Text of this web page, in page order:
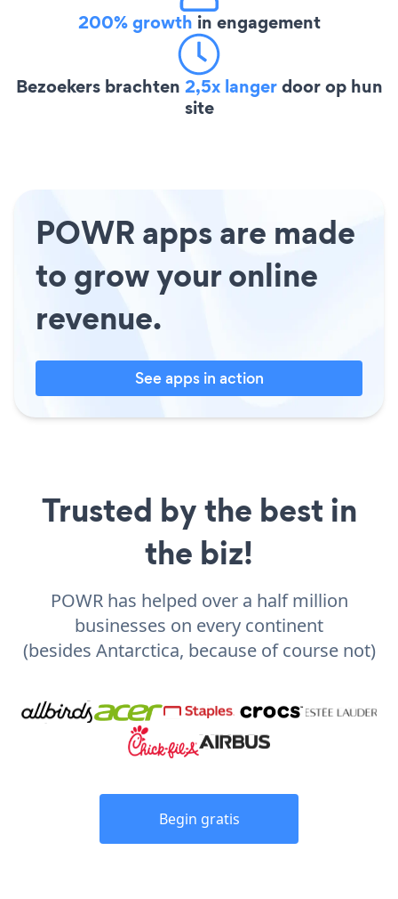
200% growth in engagement
Bezoekers brachten 2,5x langerdoor op hun
site
POWR apps are made
to grow your online
revenue.
See apps in action
Trusted by the best in
the biz!
POWR has helped over a half million
businesses on every continent
(besides Antarctica, because of course not)
Begin gratis